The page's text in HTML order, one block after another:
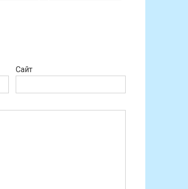
Сайт